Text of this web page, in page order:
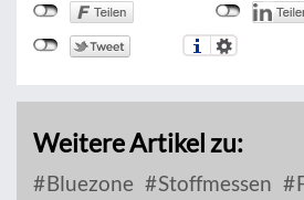
Weitere Artikel zu:
Bluezone Stoffmessen